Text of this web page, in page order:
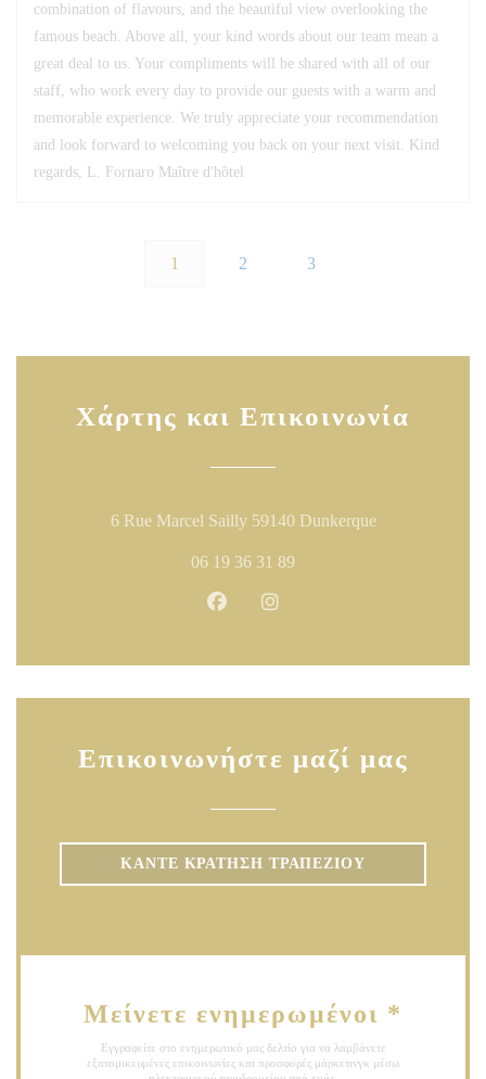
combination of flavours, and the beautiful view overlooking the
famous beach. Above all, your kind words about our team mean a
great deal to us. Your compliments will be shared with all of our
staff, who work every day to provide our guests with a warm and
memorable experience. We truly appreciate your recommendation
and look forward to welcoming you back on your next visit. Kind
regards, L. Fornaro Maître d'hôtel
1 2 3
Χάρτης και Επικοινωνία
6 Rue Marcel Sailly 59140 Dunkerque((ανοίγει σε
06 19 36 31 89
Facebook ((ανοίγει σε νέο
Επικοινωνήστε μαζί μας
ΚΆΝΤΕ ΚΡΆΤΗΣΗ ΤΡΑΠΕΖΙΟΎ
Μείνετε ενημερωμένοι *
Εγγραφείτε στο ενημερωτικό μας δελτίο για να λαμβάνετε
εξατομικευμένες επικοινωνίες και προσφορές μάρκετινγκ μέσω